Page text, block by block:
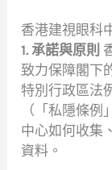
香港建視眼科
1. 承諾與原則
致力保障閣下
特別行政區法
（「私隱條
中心如何收集
資料。